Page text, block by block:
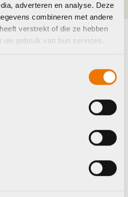
adverteren en analyse. Deze
combineren met andere
verstrekt of die ze hebben
uw gebruik van hun services.